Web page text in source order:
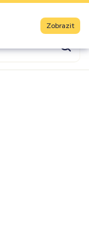
Zobrazit